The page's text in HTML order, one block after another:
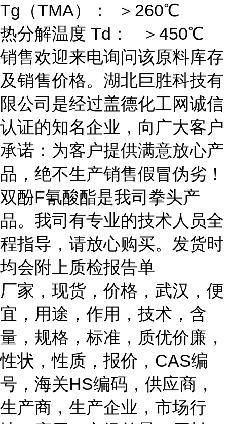
Tg（TMA）： ＞260℃
热分解温度 Td： ＞450℃
销售欢迎来电询问该原料库存
及销售价格。湖北巨胜科技有
限公司是经过盖德化工网诚信
认证的知名企业，向广大客户
承诺：为客户提供满意放心产
品，绝不生产销售假冒伪劣！
双酚F氰酸酯是我司拳头产
品。我司有专业的技术人员全
程指导，请放心购买。发货时
均会附上质检报告单
厂家，现货，价格，武汉，便
宜，用途，作用，技术，含
量，规格，标准，质优价廉，
性状，性质，报价，CAS编
号，海关HS编码，供应商，
生产商，生产企业，市场行